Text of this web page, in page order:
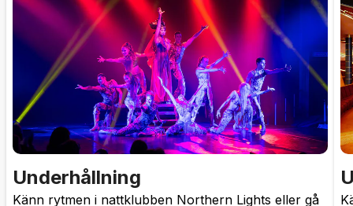
Underhållning
Känn rytmen i nattklubben Northern Lights eller gå